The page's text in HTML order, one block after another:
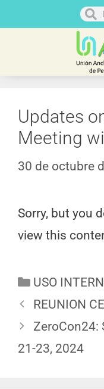
Updates
Meeting
30 de octubre
Sorry, but you
view this
USO
REUNION
ZeroCon24:
21-23, 2024